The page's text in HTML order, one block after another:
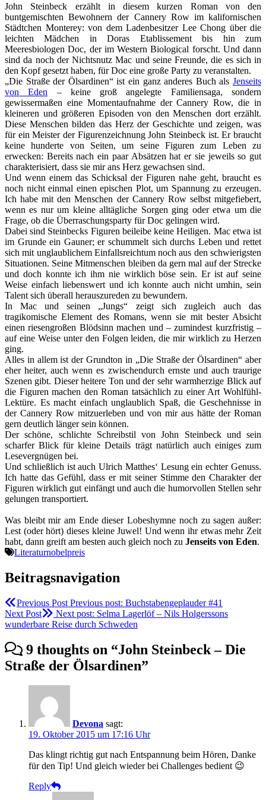
John Steinbeck erzählt in diesem kurzen Roman von den
buntgemischten Bewohnern der Cannery Row im kalifornischen
Städtchen Monterey: von dem Ladenbesitzer Lee Chong über die
leichten Mädchen in Doras Etablissement bis hin zum
Meeresbiologen Doc, der im Western Biological forscht. Und dann
sind da noch der Nichtsnutz Mac und seine Freunde, die es sich in
den Kopf gesetzt haben, für Doc eine große Party zu veranstalten.
„Die Straße der Ölsardinen“ ist ein ganz anderes Buch als Jenseits
von Eden – keine groß angelegte Familiensaga, sondern
gewissermaßen eine Momentaufnahme der Cannery Row, die in
kleineren und größeren Episoden von den Menschen dort erzählt.
Diese Menschen bilden das Herz der Geschichte und zeigen, was
für ein Meister der Figurenzeichnung John Steinbeck ist. Er braucht
keine hunderte von Seiten, um seine Figuren zum Leben zu
erwecken: Bereits nach ein paar Absätzen hat er sie jeweils so gut
charakterisiert, dass sie mir ans Herz gewachsen sind.
Und wenn einem das Schicksal der Figuren nahe geht, braucht es
noch nicht einmal einen epischen Plot, um Spannung zu erzeugen.
Ich habe mit den Menschen der Cannery Row selbst mitgefiebert,
wenn es nur um kleine alltägliche Sorgen ging oder etwa um die
Frage, ob die Überraschungsparty für Doc gelingen wird.
Dabei sind Steinbecks Figuren beileibe keine Heiligen. Mac etwa ist
im Grunde ein Gauner; er schummelt sich durchs Leben und rettet
sich mit unglaublichem Einfallsreichtum noch aus den schwierigsten
Situationen. Seine Mitmenschen bleiben da gern mal auf der Strecke
und doch konnte ich ihm nie wirklich böse sein. Er ist auf seine
Weise einfach liebenswert und ich konnte auch nicht umhin, sein
Talent sich überall herauszureden zu bewundern.
In Mac und seinen „Jungs“ zeigt sich zugleich auch das
tragikomische Element des Romans, wenn sie mit bester Absicht
einen riesengroßen Blödsinn machen und – zumindest kurzfristig –
auf eine Weise unter den Folgen leiden, die mir wirklich zu Herzen
ging.
Alles in allem ist der Grundton in „Die Straße der Ölsardinen“ aber
eher heiter, auch wenn es zwischendurch ernste und auch traurige
Szenen gibt. Dieser heitere Ton und der sehr warmherzige Blick auf
die Figuren machen den Roman tatsächlich zu einer Art Wohlfühl-
Lektüre. Es macht einfach unglaublich Spaß, die Geschehnisse in
der Cannery Row mitzuerleben und von mir aus hätte der Roman
gern deutlich länger sein können.
Der schöne, schlichte Schreibstil von John Steinbeck und sein
scharfer Blick für kleine Details trägt natürlich auch einiges zum
Lesevergnügen bei.
Und schließlich ist auch Ulrich Matthes‘ Lesung ein echter Genuss.
Ich hatte das Gefühl, dass er mit seiner Stimme den Charakter der
Figuren wirklich gut einfängt und auch die humorvollen Stellen sehr
gelungen transportiert.
Was bleibt mir am Ende dieser Lobeshymne noch zu sagen außer:
Lest (oder hört) dieses kleine Juwel! Und wenn ihr etwas mehr Zeit
habt, dann greift am besten auch gleich noch zu Jenseits von Eden.
Literaturnobelpreis
Beitragsnavigation
Previous Post Previous post: Buchstabengeplauder #41
Next Post
Next post: Selma Lagerlöf – Nils Holgerssons
wunderbare Reise durch Schweden
9 thoughts on “John Steinbeck – Die
Straße der Ölsardinen”
Devona sagt:
19. Oktober 2015 um 17:16 Uhr
Das klingt richtig gut nach Entspannung beim Hören, Danke
für den Tip! Und gleich wieder bei Challenges bedient 😉
Reply